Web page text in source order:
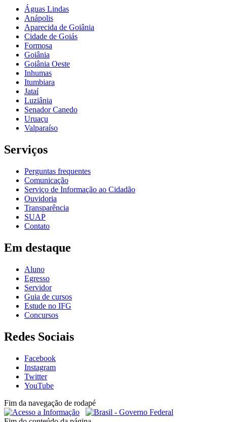
Águas Lindas
Anápolis
Aparecida de Goiânia
Cidade de Goiás
Formosa
Goiânia
Goiânia Oeste
Inhumas
Itumbiara
Jataí
Luziânia
Senador Canedo
Uruaçu
Valparaíso
Serviços
Perguntas frequentes
Comunicação
Serviço de Informação ao Cidadão
Ouvidoria
Transparência
SUAP
Contato
Em destaque
Aluno
Egresso
Servidor
Guia de cursos
Estude no IFG
Concursos
Redes Sociais
Facebook
Instagram
Twitter
YouTube
Fim da navegação de rodapé